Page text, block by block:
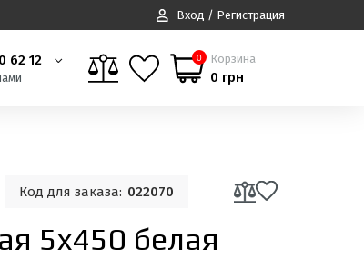
Вход / Регистрация
62 12 0 Корзина
0 грн
Код для заказа: 022070
5x450 белая